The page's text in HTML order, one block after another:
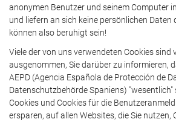
anonymen Benutzer und seinem Computer
und liefern an sich keine persönlichen Daten
können also beruhigt sein!
Viele der von uns verwendeten Cookies sind
ausgenommen, Sie darüber zu informieren,
AEPD (Agencia Española de Protección de
Datenschutzbehörde Spaniens) "wesentlich"
Cookies und Cookies für die
ersparen, auf allen Websites, die Sie nutzen,